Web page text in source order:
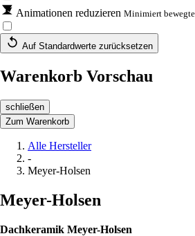
Animationen reduzieren Minimiert
Auf Standardwerte zurücksetzen
Warenkorb Vorschau
schließen
Zum Warenkorb
Alle Hersteller
-
Meyer-Holsen
Meyer-Holsen
Dachkeramik Meyer-Holsen